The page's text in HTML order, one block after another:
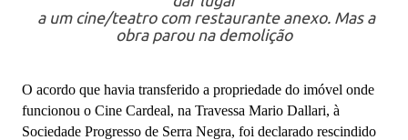
a um cine/teatro com restaurante anexo. Mas a
obra parou na demolição
O acordo que havia transferido a propriedade do imóvel onde
funcionou o Cine Cardeal, na Travessa Mario Dallari, à
Sociedade Progresso de Serra Negra, foi declarado rescindido